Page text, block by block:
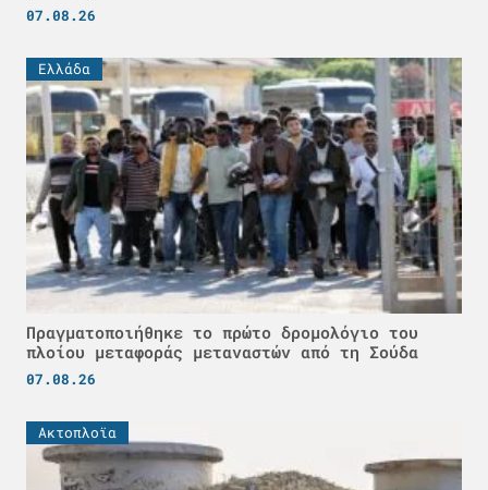
07.08.26
Ελλάδα
Πραγματοποιήθηκε το πρώτο δρομολόγιο του
πλοίου μεταφοράς μεταναστών από τη Σούδα
07.08.26
Ακτοπλοϊα